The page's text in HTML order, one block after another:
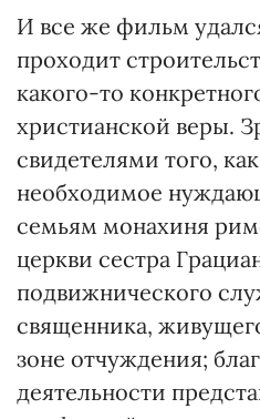
И все же фильм
проходит
какого-то
христианской веры.
свидетелями того,
необходимое
семьям монахиня
церкви сестра
подвижнического
священника,
зоне отчуждения;
деятельности